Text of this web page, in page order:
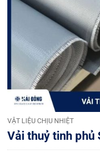
VẬT LIỆU CHỊU NHIỆT
Vải thuỷ tinh phủ